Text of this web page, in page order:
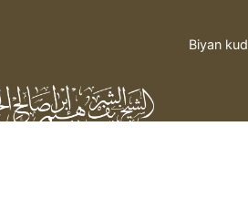
Biyan